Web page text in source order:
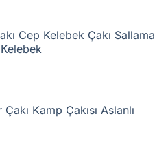
Cep Kelebek Çakı Sallama
Kamp Çakısı Aslanlı